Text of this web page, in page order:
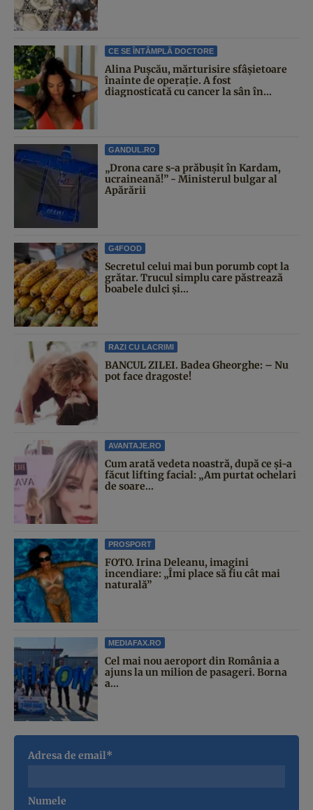
CE SE ÎNTÂMPLĂ DOCTORE
Alina Pușcău, mărturisire sfâșietoare
înainte de operație. A fost
diagnosticată cu cancer la sân în...
GANDUL.RO
„Drona care s-a prăbușit în Kardam,
ucraineană!” - Ministerul bulgar al
Apărării
G4FOOD
Secretul celui mai bun porumb copt la
grătar. Trucul simplu care păstrează
boabele dulci și...
RAZI CU LACRIMI
BANCUL ZILEI. Badea Gheorghe: – Nu
pot face dragoste!
AVANTAJE.RO
Cum arată vedeta noastră, după ce și-a
făcut lifting facial: „Am purtat ochelari
de soare...
PROSPORT
FOTO. Irina Deleanu, imagini
incendiare: „Îmi place să fiu cât mai
naturală”
MEDIAFAX.RO
Cel mai nou aeroport din România a
ajuns la un milion de pasageri. Borna
a...
Adresa de email*
Numele